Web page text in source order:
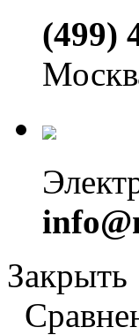
(499)
Закрыть